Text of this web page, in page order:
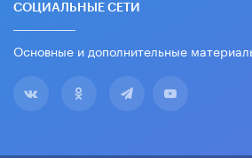
СОЦИАЛЬНЫЕ СЕТИ
Основные и дополнительные